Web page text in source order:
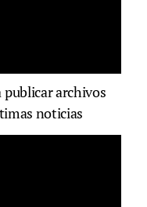
archivos
noticias